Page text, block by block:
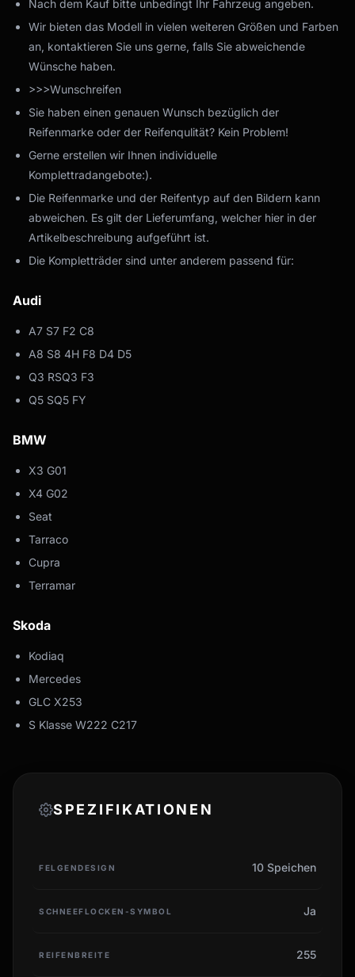
Nach dem Kauf bitte unbedingt Ihr Fahrzeug angeben.
Wir bieten das Modell in vielen weiteren Größen und Farben
an, kontaktieren Sie uns gerne, falls Sie abweichende
Wünsche haben.
>>>Wunschreifen
Sie haben einen genauen Wunsch bezüglich der
Reifenmarke oder der Reifenqulität? Kein Problem!
Gerne erstellen wir Ihnen individuelle
Komplettradangebote:).
Die Reifenmarke und der Reifentyp auf den Bildern kann
abweichen. Es gilt der Lieferumfang, welcher hier in der
Artikelbeschreibung aufgeführt ist.
Die Kompletträder sind unter anderem passend für:
Audi
A7 S7 F2 C8
A8 S8 4H F8 D4 D5
Q3 RSQ3 F3
Q5 SQ5 FY
BMW
X3 G01
X4 G02
Seat
Tarraco
Cupra
Terramar
Skoda
Kodiaq
Mercedes
GLC X253
S Klasse W222 C217
SPEZIFIKATIONEN
FELGENDESIGN 10 Speichen
SCHNEEFLOCKEN-SYMBOL Ja
REIFENBREITE 255